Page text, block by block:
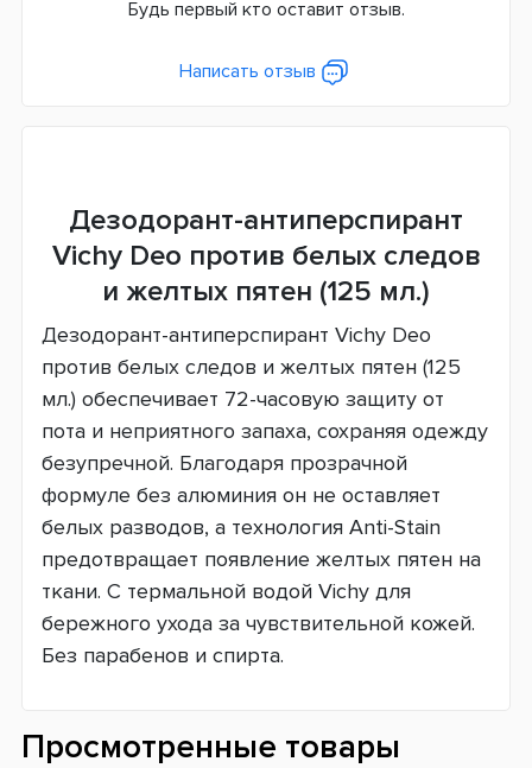
Будь первый кто оставит отзыв.
Написать отзыв
Дезодорант-антиперспирант
Vichy Deo против белых следов
и желтых пятен (125 мл.)
Дезодорант-антиперспирант Vichy Deo
против белых следов и желтых пятен (125
мл.) обеспечивает 72-часовую защиту от
пота и неприятного запаха, сохраняя одежду
безупречной. Благодаря прозрачной
формуле без алюминия он не оставляет
белых разводов, а технология Anti-Stain
предотвращает появление желтых пятен на
ткани. С термальной водой Vichy для
бережного ухода за чувствительной кожей.
Без парабенов и спирта.
Просмотренные товары